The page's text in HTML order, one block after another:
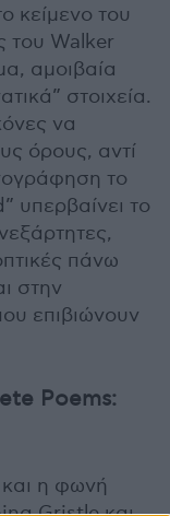
κείμενο του
του Walker
αμοιβαία
στοιχεία.
να
όρους, αντί
το
υπερβαίνει το
πάνω
στην
επιβιώνουν
Poems:
η φωνή